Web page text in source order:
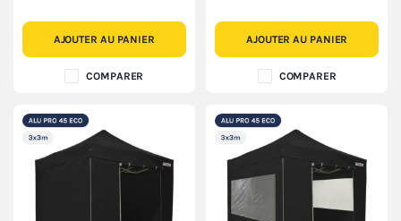
AJOUTER AU PANIER
COMPARER
AJOUTER AU PANIER
COMPARER